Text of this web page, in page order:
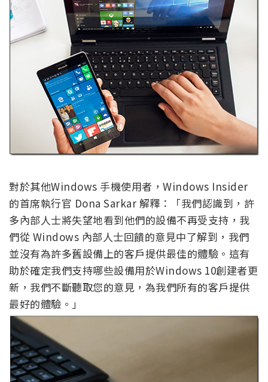
對於其他Windows 手機使用者，Windows Insider
的首席執行官 Dona Sarkar 解釋：「我們認識到，許
多內部人士將失望地看到他們的設備不再受支持，我
們從 Windows 內部人士回饋的意見中了解到，我們
並沒有為許多舊設備上的客戶提供最佳的體驗。這有
助於確定我們支持哪些設備用於Windows 10創建者更
新，我們不斷聽取您的意見，為我們所有的客戶提供
最好的體驗。」